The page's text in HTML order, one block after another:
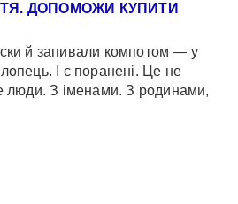
ДОПОМОЖИ КУПИТИ
й запивали компотом — у
І є поранені. Це не
люди. З іменами. З родинами,